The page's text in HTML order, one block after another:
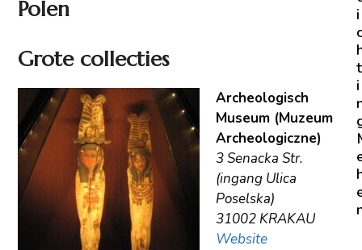
Polen
Grote collecties
Archeologisch
Museum (Muzeum
Archeologiczne)
3 Senacka Str.
(ingang Ulica
Poselska)
31002 KRAKAU
Website
i
t
i